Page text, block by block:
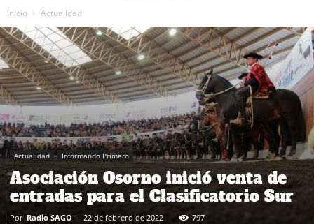
Inicio Actualidad
Actualidad Informando Primero
Asociación Osorno inició venta de
entradas para el Clasificatorio Sur
Por Radio SAGO - 22 de febrero de 2022 797